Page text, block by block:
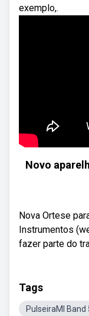
exemplo,.
Novo
Nova Ortese
Instrumentos
fazer parte do
Tags
PulseiraMI Band